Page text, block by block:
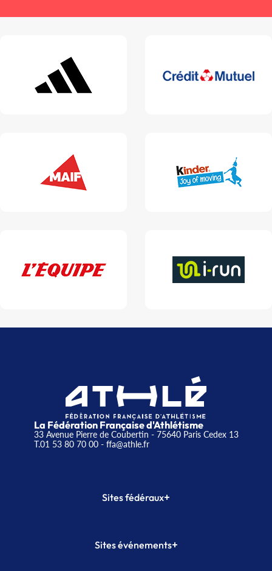
La Fédération Française d'Athlétisme
33 Avenue Pierre de Coubertin - 75640 Paris Cedex 13
T.01 53 80 70 00- ffa@athle.fr
Sites fédéraux+
Plateforme Formation
Sites événements+